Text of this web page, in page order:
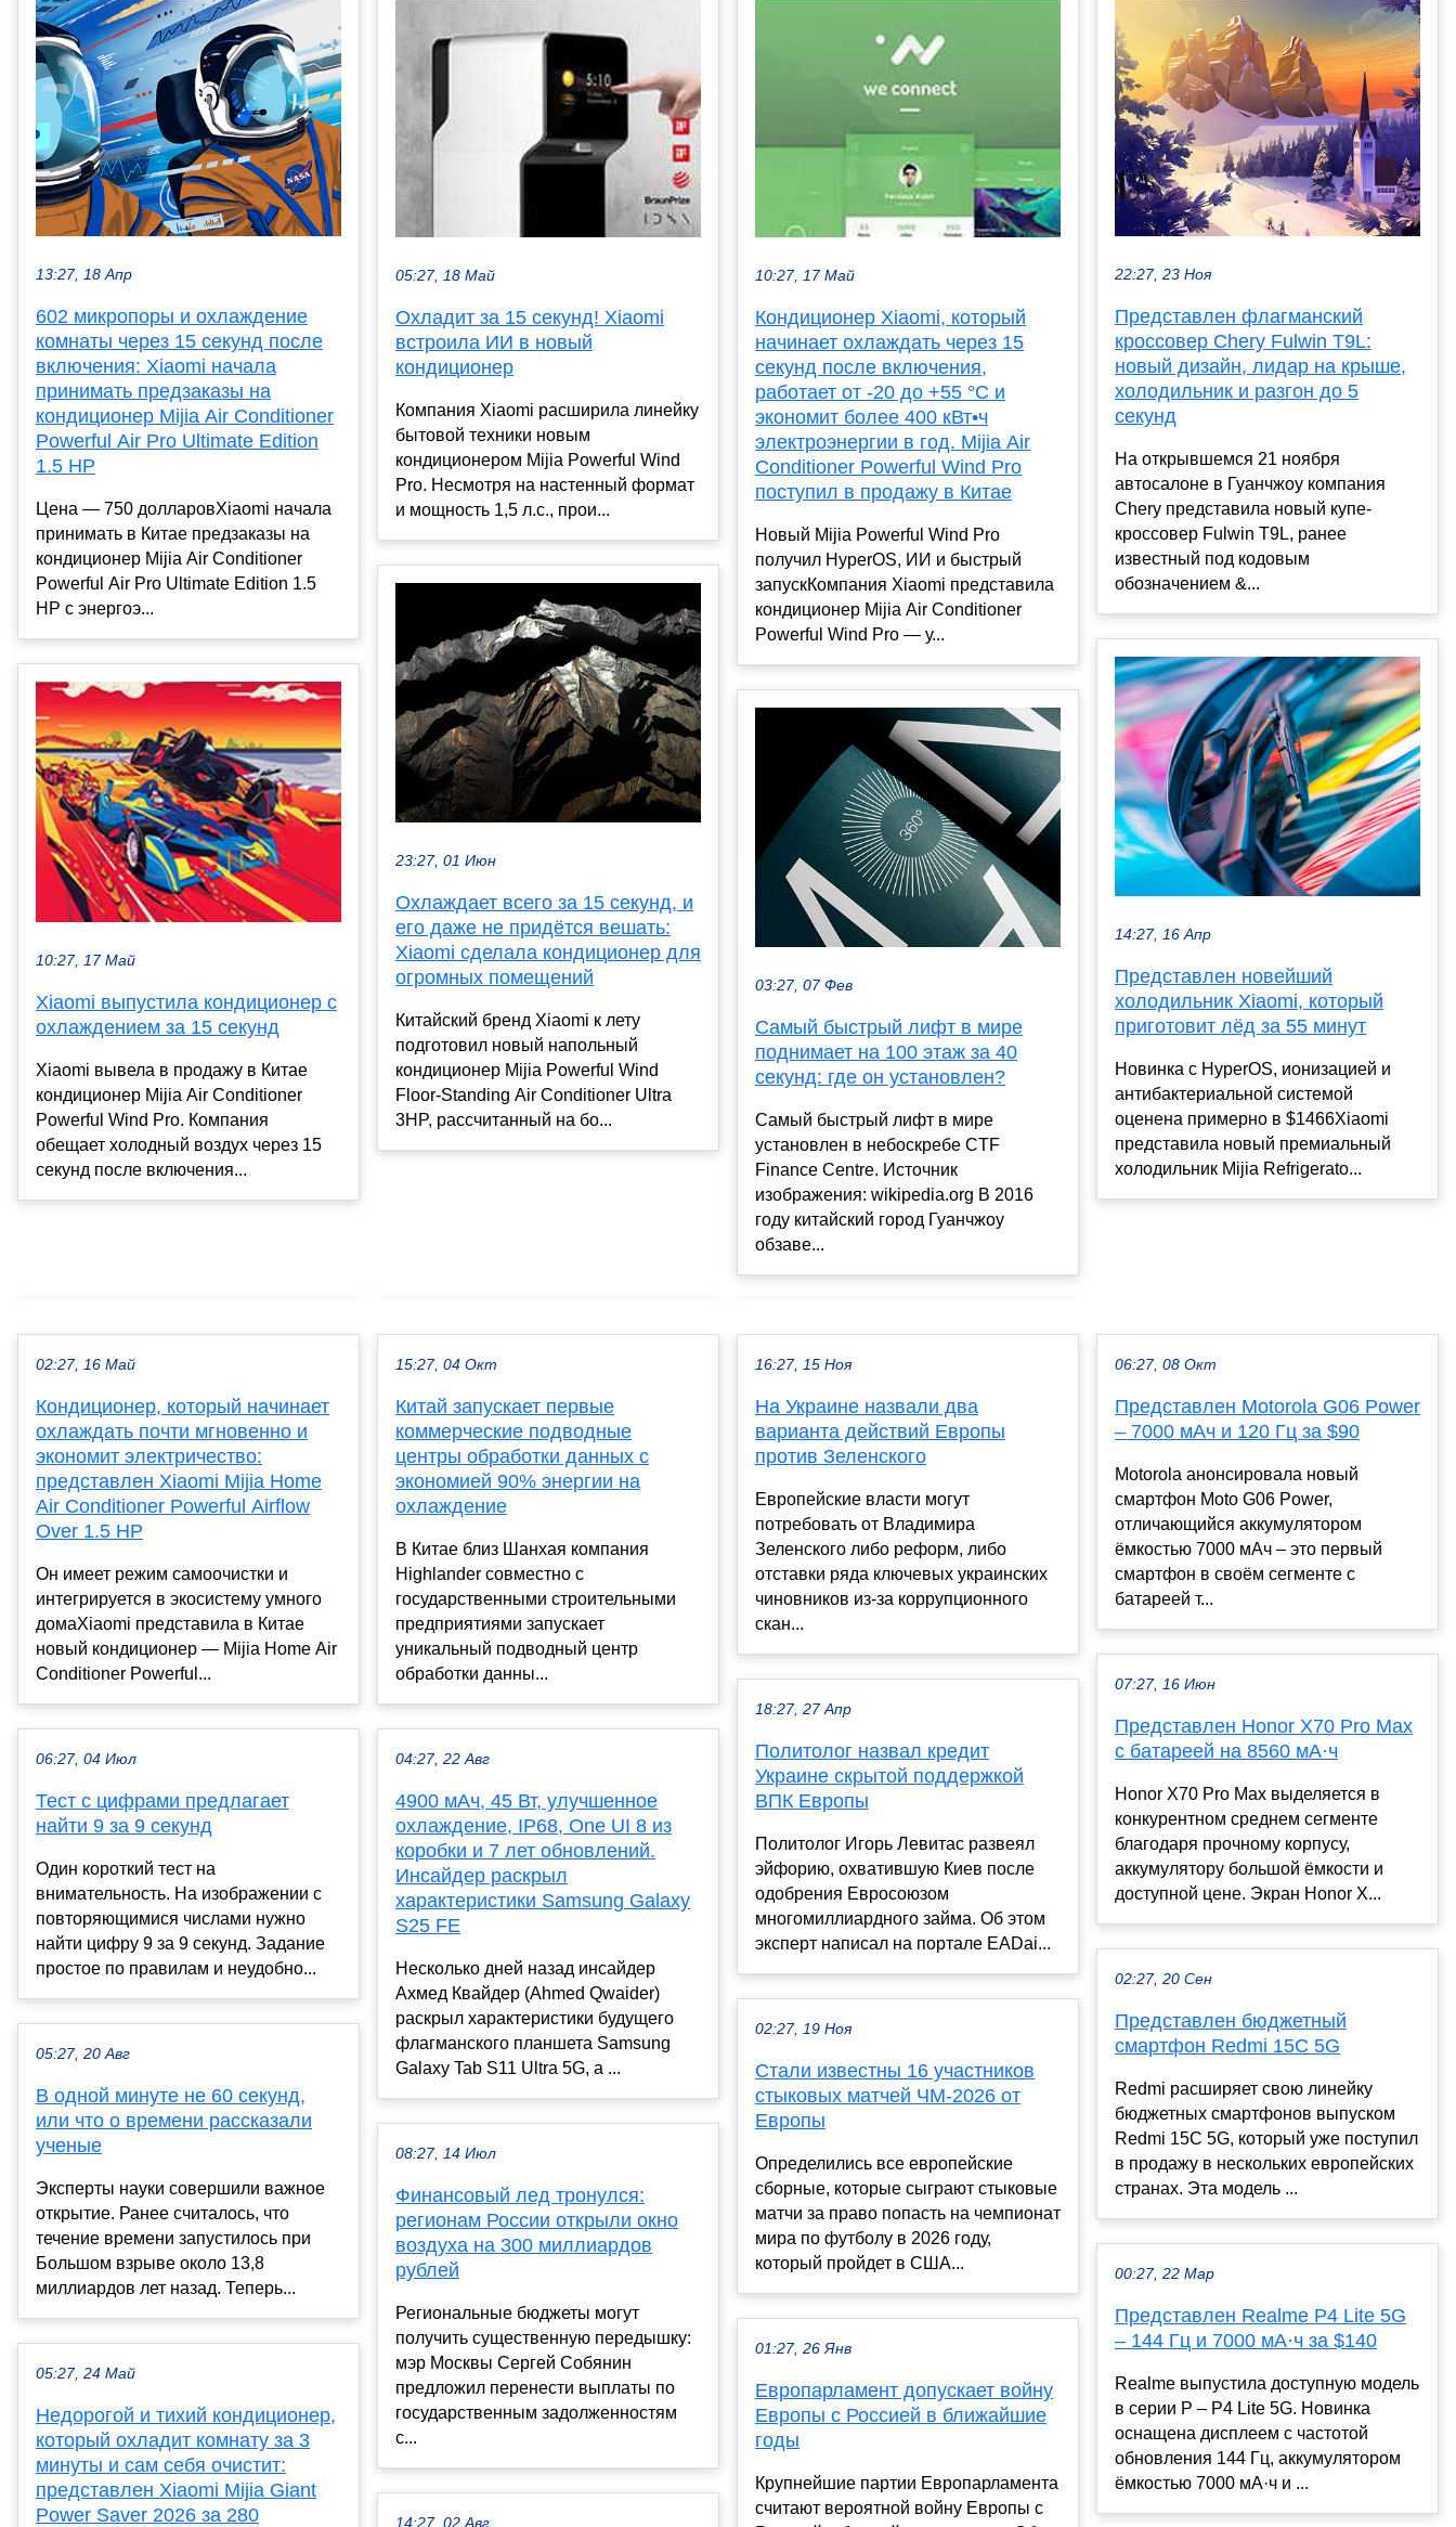
13:27, 18 Апр
602 микропоры и охлаждение
комнаты через 15 секунд после
включения: Xiaomi начала
принимать предзаказы на
кондиционер Mijia Air Conditioner
Powerful Air Pro Ultimate Edition
1.5 HP
Цена — 750 долларовXiaomi начала
принимать в Китае предзаказы на
кондиционер Mijia Air Conditioner
Powerful Air Pro Ultimate Edition 1.5
HP с энергоэ...
10:27, 17 Май
Xiaomi выпустила кондиционер с
охлаждением за 15 секунд
Xiaomi вывела в продажу в Китае
кондиционер Mijia Air Conditioner
Powerful Wind Pro. Компания
обещает холодный воздух через 15
секунд после включения...
05:27, 18 Май
Охладит за 15 секунд! Xiaomi
встроила ИИ в новый
кондиционер
Компания Xiaomi расширила линейку
бытовой техники новым
кондиционером Mijia Powerful Wind
Pro. Несмотря на настенный формат
и мощность 1,5 л.с., прои...
23:27, 01 Июн
Охлаждает всего за 15 секунд, и
его даже не придётся вешать:
Xiaomi сделала кондиционер для
огромных помещений
Китайский бренд Xiaomi к лету
подготовил новый напольный
кондиционер Mijia Powerful Wind
Floor-Standing Air Conditioner Ultra
3HP, рассчитанный на бо...
10:27, 17 Май
Кондиционер Xiaomi, который
начинает охлаждать через 15
секунд после включения,
работает от -20 до +55 °C и
экономит более 400 кВт•ч
электроэнергии в год. Mijia Air
Conditioner Powerful Wind Pro
поступил в продажу в Китае
Новый Mijia Powerful Wind Pro
получил HyperOS, ИИ и быстрый
запускКомпания Xiaomi представила
кондиционер Mijia Air Conditioner
Powerful Wind Pro — у...
03:27, 07 Фев
Самый быстрый лифт в мире
поднимает на 100 этаж за 40
секунд: где он установлен?
Самый быстрый лифт в мире
установлен в небоскребе CTF
Finance Centre. Источник
изображения: wikipedia.org В 2016
году китайский город Гуанчжоу
обзаве...
22:27, 23 Ноя
Представлен флагманский
кроссовер Chery Fulwin T9L:
новый дизайн, лидар на крыше,
холодильник и разгон до 5
секунд
На открывшемся 21 ноября
автосалоне в Гуанчжоу компания
Chery представила новый купе-
кроссовер Fulwin T9L, ранее
известный под кодовым
обозначением &...
14:27, 16 Апр
Представлен новейший
холодильник Xiaomi, который
приготовит лёд за 55 минут
Новинка с HyperOS, ионизацией и
антибактериальной системой
оценена примерно в $1466Xiaomi
представила новый премиальный
холодильник Mijia Refrigerato...
02:27, 16 Май
Кондиционер, который начинает
охлаждать почти мгновенно и
экономит электричество:
представлен Xiaomi Mijia Home
Air Conditioner Powerful Airflow
Over 1.5 HP
Он имеет режим самоочистки и
интегрируется в экосистему умного
домаXiaomi представила в Китае
новый кондиционер — Mijia Home Air
Conditioner Powerful...
06:27, 04 Июл
Тест с цифрами предлагает
найти 9 за 9 секунд
Один короткий тест на
внимательность. На изображении с
повторяющимися числами нужно
найти цифру 9 за 9 секунд. Задание
простое по правилам и неудобно...
05:27, 20 Авг
В одной минуте не 60 секунд,
или что о времени рассказали
ученые
Эксперты науки совершили важное
открытие. Ранее считалось, что
течение времени запустилось при
Большом взрыве около 13,8
миллиардов лет назад. Теперь...
05:27, 24 Май
Недорогой и тихий кондиционер,
который охладит комнату за 3
минуты и сам себя очистит:
представлен Xiaomi Mijia Giant
Power Saver 2026 за 280
15:27, 04 Окт
Китай запускает первые
коммерческие подводные
центры обработки данных с
экономией 90% энергии на
охлаждение
В Китае близ Шанхая компания
Highlander совместно с
государственными строительными
предприятиями запускает
уникальный подводный центр
обработки данны...
04:27, 22 Авг
4900 мАч, 45 Вт, улучшенное
охлаждение, IP68, One UI 8 из
коробки и 7 лет обновлений.
Инсайдер раскрыл
характеристики Samsung Galaxy
S25 FE
Несколько дней назад инсайдер
Ахмед Квайдер (Ahmed Qwaider)
раскрыл характеристики будущего
флагманского планшета Samsung
Galaxy Tab S11 Ultra 5G, а ...
08:27, 14 Июл
Финансовый лед тронулся:
регионам России открыли окно
воздуха на 300 миллиардов
рублей
Региональные бюджеты могут
получить существенную передышку:
мэр Москвы Сергей Собянин
предложил перенести выплаты по
государственным задолженностям
с...
14:27, 02 Авг
16:27, 15 Ноя
На Украине назвали два
варианта действий Европы
против Зеленского
Европейские власти могут
потребовать от Владимира
Зеленского либо реформ, либо
отставки ряда ключевых украинских
чиновников из-за коррупционного
скан...
18:27, 27 Апр
Политолог назвал кредит
Украине скрытой поддержкой
ВПК Европы
Политолог Игорь Левитас развеял
эйфорию, охватившую Киев после
одобрения Евросоюзом
многомиллиардного займа. Об этом
эксперт написал на портале EADai...
02:27, 19 Ноя
Стали известны 16 участников
стыковых матчей ЧМ-2026 от
Европы
Определились все европейские
сборные, которые сыграют стыковые
матчи за право попасть на чемпионат
мира по футболу в 2026 году,
который пройдет в США...
01:27, 26 Янв
Европарламент допускает войну
Европы с Россией в ближайшие
годы
Крупнейшие партии Европарламента
считают вероятной войну Европы с
06:27, 08 Окт
Представлен Motorola G06 Power
– 7000 мАч и 120 Гц за $90
Motorola анонсировала новый
смартфон Moto G06 Power,
отличающийся аккумулятором
ёмкостью 7000 мАч – это первый
смартфон в своём сегменте с
батареей т...
07:27, 16 Июн
Представлен Honor X70 Pro Max
с батареей на 8560 мА·ч
Honor X70 Pro Max выделяется в
конкурентном среднем сегменте
благодаря прочному корпусу,
аккумулятору большой ёмкости и
доступной цене. Экран Honor X...
02:27, 20 Сен
Представлен бюджетный
смартфон Redmi 15C 5G
Redmi расширяет свою линейку
бюджетных смартфонов выпуском
Redmi 15C 5G, который уже поступил
в продажу в нескольких европейских
странах. Эта модель ...
00:27, 22 Мар
Представлен Realme P4 Lite 5G
– 144 Гц и 7000 мА·ч за $140
Realme выпустила доступную модель
в серии P – P4 Lite 5G. Новинка
оснащена дисплеем с частотой
обновления 144 Гц, аккумулятором
ёмкостью 7000 мА·ч и ...